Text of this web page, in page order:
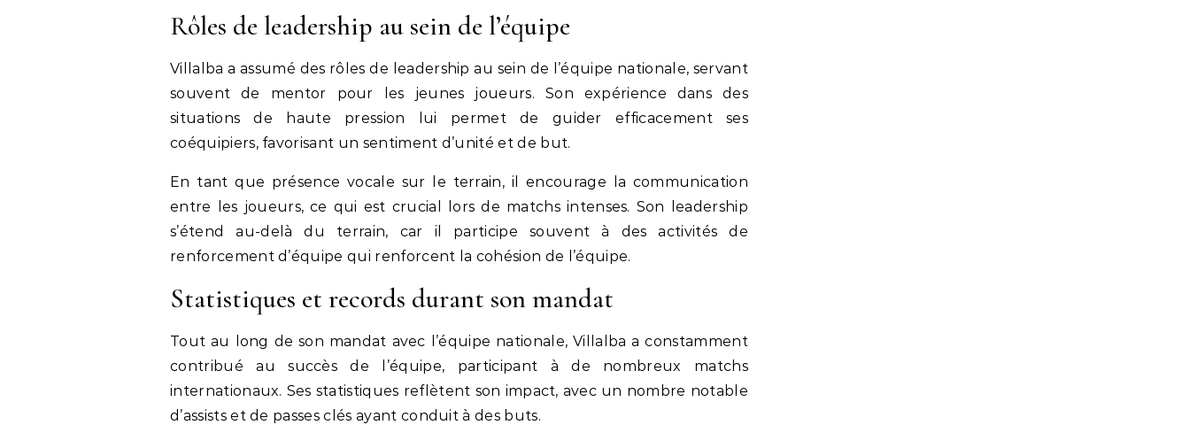
Rôles de leadership au sein de l’équipe
Villalba a assumé des rôles de leadership au sein de l’équipe nationale, servant
souvent de mentor pour les jeunes joueurs. Son expérience dans des
situations de haute pression lui permet de guider efficacement ses
coéquipiers, favorisant un sentiment d’unité et de but.
En tant que présence vocale sur le terrain, il encourage la communication
entre les joueurs, ce qui est crucial lors de matchs intenses. Son leadership
s’étend au-delà du terrain, car il participe souvent à des activités de
renforcement d’équipe qui renforcent la cohésion de l’équipe.
Statistiques et records durant son mandat
Tout au long de son mandat avec l’équipe nationale, Villalba a constamment
contribué au succès de l’équipe, participant à de nombreux matchs
internationaux. Ses statistiques reflètent son impact, avec un nombre notable
d’assists et de passes clés ayant conduit à des buts.